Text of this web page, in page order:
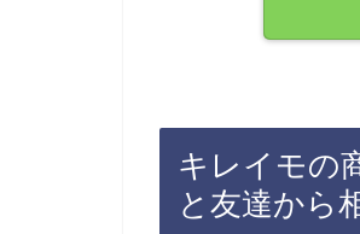
キレイモの
と友達から